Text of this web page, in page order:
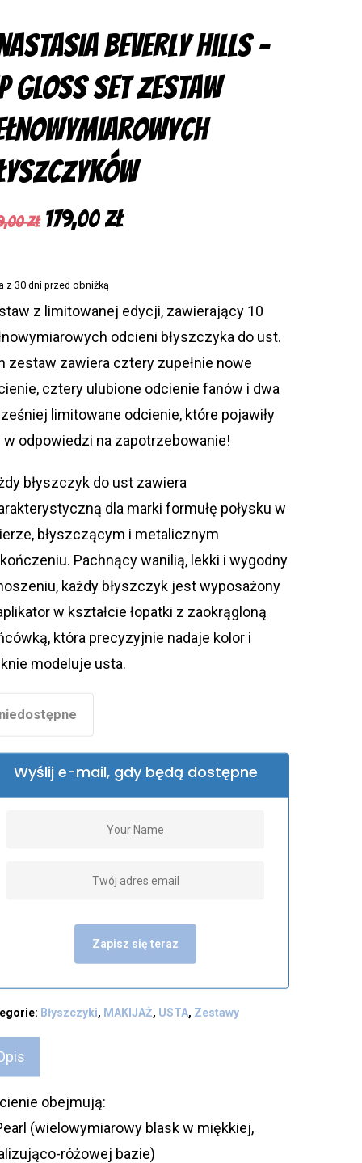
Beverly Hills –
Gloss Set Zestaw
zł Pierwotna
wynosiła:
399,00 zł.
179,00złAktualna
179,00 zł.
z 30 dni przed obniżką
z limitowanej edycji, zawierający 10
odcieni błyszczyka do ust.
zestaw zawiera cztery zupełnie nowe
cztery ulubione odcienie fanów i dwa
limitowane odcienie, które pojawiły
w odpowiedzi na zapotrzebowanie!
błyszczyk do ust zawiera
dla marki formułę połysku w
błyszczącym i metalicznym
Pachnący wanilią, lekki i wygodny
każdy błyszczyk jest wyposażony
w kształcie łopatki z zaokrągloną
która precyzyjnie nadaje kolor i
modeluje usta.
Wyślij e-mail, gdy będą dostępne
Zapisz się teraz
Błyszczyki, MAKIJAŻ, USTA, Zestawy
obejmują:
(wielowymiarowy blask w miękkiej,
różowej bazie)